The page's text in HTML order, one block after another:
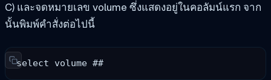
C) และจดหมายเลข volume ซึ่งแสดงอยู่ในคอลัมน์แรก จาก
นั้นพิมพ์คำสั่งต่อไปนี้
select volume ##